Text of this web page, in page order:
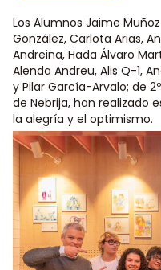
Los Alumnos Jaime
González, Carlota Arias,
Andreina, Hada Álvaro
Alenda Andreu, Alis Q-1,
y Pilar García-Arvalo; de
de Nebrija, han realizado
la alegría y el optimismo.